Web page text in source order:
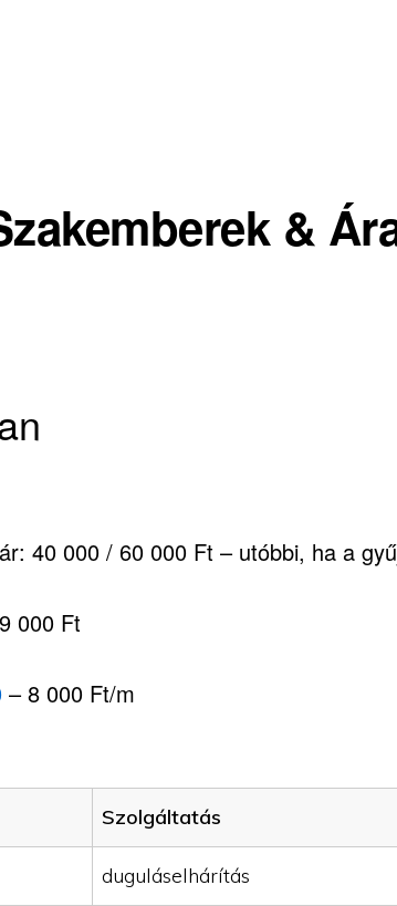
&
40 000 / 60 000 Ft – utóbbi, ha a
000 Ft
– 8 000 Ft/m
Szolgáltatás
duguláselhárítás